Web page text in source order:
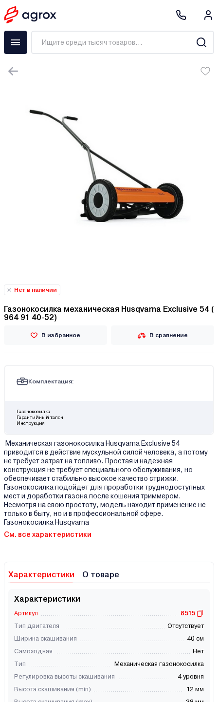
Нет в наличии
Газонокосилка механическая Husqvarna Exclusive 54 (
964 91 40-52)
В избранное В сравнение
Комплектация:
Газонокосилка
Гарантийный талон
Инструкция
Механическая газонокосилка Husqvarna Exclusive 54
приводится в действие мускульной силой человека, а потому
не требует затрат на топливо. Простая и надежная
конструкция не требует специального обслуживания, но
обеспечивает стабильно высокое качество стрижки.
Газонокосилка подойдет для проработки труднодоступных
мест и доработки газона после кошения триммером.
Несмотря на свою простоту, модель находит применение не
только в быту, но и в профессиональной сфере.
Газонокосилка Husqvarna
См. все характеристики
Характеристики О товаре
Характеристики
Артикул
8515
Тип двигателя
Отсутствует
Ширина скашивания
40 см
Самоходная
Нет
Тип
Механическая газонокосилка
Регулировка высоты скашивания
4 уровня
Высота скашивания (min)
12 мм